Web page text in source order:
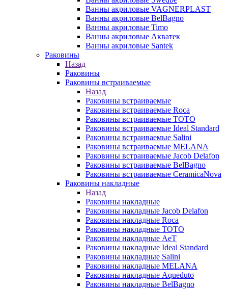
Ванны акриловые VAGNERPLAST
Ванны акриловые BelBagno
Ванны акриловые Timo
Ванны акриловые Акватек
Ванны акриловые Santek
Раковины
Назад
Раковины
Раковины встраиваемые
Назад
Раковины встраиваемые
Раковины встраиваемые Roca
Раковины встраиваемые TOTO
Раковины встраиваемые Ideal Standard
Раковины встраиваемые Salini
Раковины встраиваемые MELANA
Раковины встраиваемые Jacob Delafon
Раковины встраиваемые BelBagno
Раковины встраиваемые CeramicaNova
Раковины накладные
Назад
Раковины накладные
Раковины накладные Jacob Delafon
Раковины накладные Roca
Раковины накладные TOTO
Раковины накладные AeT
Раковины накладные Ideal Standard
Раковины накладные Salini
Раковины накладные MELANA
Раковины накладные Aqueduto
Раковины накладные BelBagno